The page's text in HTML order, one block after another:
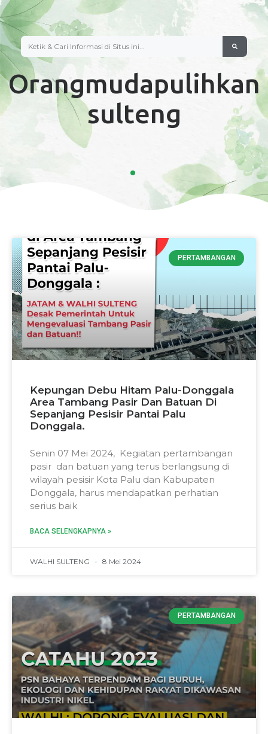
Orangmudapulihkan
Sulteng
PERTAMBANGAN
Kepungan Debu Hitam Palu-Donggala
Area Tambang Pasir Dan Batuan Di
Sepanjang Pesisir Pantai Palu
Donggala.
Senin 07 Mei 2024, Kegiatan pertambangan
pasir dan batuan yang terus berlangsung di
wilayah pesisir Kota Palu dan Kabupaten
Donggala, harus mendapatkan perhatian
serius baik
BACA SELENGKAPNYA »
WALHI SULTENG 8 Mei 2024
PERTAMBANGAN